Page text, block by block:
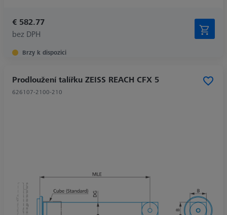
€ 582.77
bez DPH
Brzy k dispozici
Prodloužení talířku ZEISS REACH CFX 5
626107-2100-210